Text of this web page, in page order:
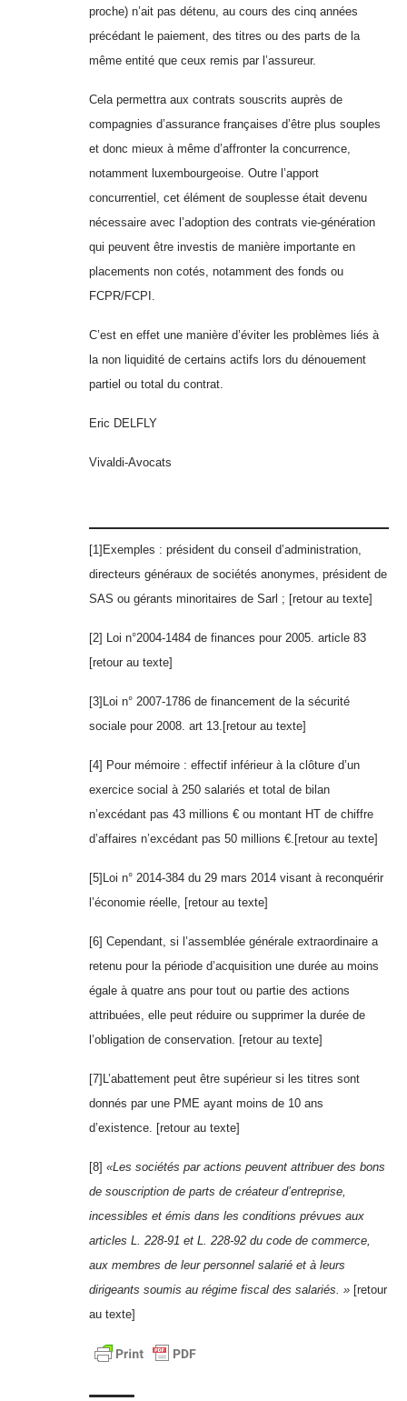
proche) n’ait pas détenu, au cours des cinq années
précédant le paiement, des titres ou des parts de la
même entité que ceux remis par l’assureur.
Cela permettra aux contrats souscrits auprès de
compagnies d’assurance françaises d’être plus souples
et donc mieux à même d’affronter la concurrence,
notamment luxembourgeoise. Outre l’apport
concurrentiel, cet élément de souplesse était devenu
nécessaire avec l’adoption des contrats vie-génération
qui peuvent être investis de manière importante en
placements non cotés, notamment des fonds ou
FCPR/FCPI.
C’est en effet une manière d’éviter les problèmes liés à
la non liquidité de certains actifs lors du dénouement
partiel ou total du contrat.
Eric DELFLY
Vivaldi-Avocats
[1]Exemples : président du conseil d’administration,
directeurs généraux de sociétés anonymes, président de
SAS ou gérants minoritaires de Sarl ; [retour au texte]
[2] Loi n°2004-1484 de finances pour 2005. article 83
[retour au texte]
[3]Loi n° 2007-1786 de financement de la sécurité
sociale pour 2008. art 13. [retour au texte]
[4] Pour mémoire : effectif inférieur à la clôture d’un
exercice social à 250 salariés et total de bilan
n’excédant pas 43 millions € ou montant HT de chiffre
d’affaires n’excédant pas 50 millions €. [retour au texte]
[5]Loi n° 2014-384 du 29 mars 2014 visant à reconquérir
l’économie réelle, [retour au texte]
[6] Cependant, si l’assemblée générale extraordinaire a
retenu pour la période d’acquisition une durée au moins
égale à quatre ans pour tout ou partie des actions
attribuées, elle peut réduire ou supprimer la durée de
l’obligation de conservation. [retour au texte]
[7]L’abattement peut être supérieur si les titres sont
donnés par une PME ayant moins de 10 ans
d’existence. [retour au texte]
[8] «Les sociétés par actions peuvent attribuer des bons
de souscription de parts de créateur d’entreprise,
incessibles et émis dans les conditions prévues aux
articles L. 228-91 et L. 228-92 du code de commerce,
aux membres de leur personnel salarié et à leurs
dirigeants soumis au régime fiscal des salariés. » [retour
au texte]